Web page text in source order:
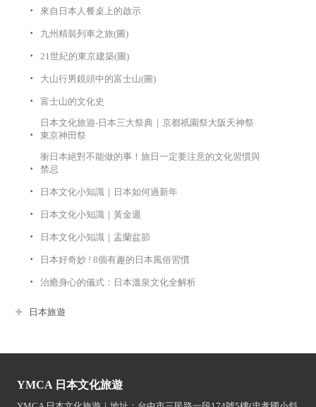
來自日本人餐桌上的啟示
九州精裝列車之旅(圖)
21世紀的東京建築(圖)
大山行男鏡頭中的富士山(圖)
富士山的文化史
日本文化旅遊-日本三大祭典｜京都祇園祭大阪天神祭
東京神田祭
衝日本絕對不能做的事！旅日一定要注意的文化習慣與
禁忌
日本文化小知識｜日本如何過新年
日本文化小知識｜黃金週
日本文化小知識｜盂蘭盆節
日本好奇妙 ! 8個有趣的日本風俗習慣
治癒身心的儀式：日本溫泉文化全解析
日本旅遊
YMCA 日本文化旅遊